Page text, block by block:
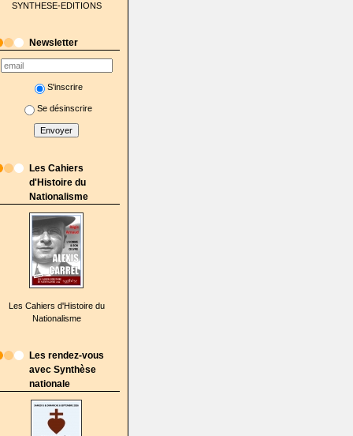
SYNTHESE-EDITIONS
Newsletter
S'inscrire
Se désinscrire
Les Cahiers
d'Histoire du
Nationalisme
Les Cahiers d'Histoire du
Nationalisme
Les rendez-vous
avec Synthèse
nationale